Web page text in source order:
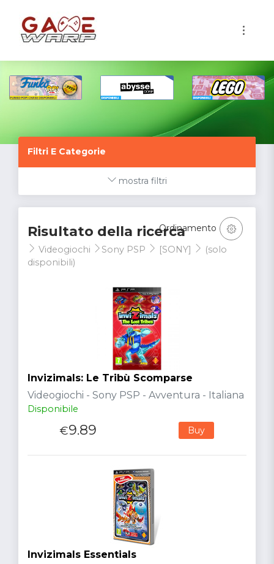
Filtri E Categorie
mostra filtri
Risultato della ricerca
Videogiochi Sony PSP [SONY]
(solo
disponibili)
Ordinamento
Invizimals: Le Tribù Scomparse
Videogiochi - Sony PSP - Avventura - Italiana
Disponibile
€9.89 Buy
Invizimals Essentials